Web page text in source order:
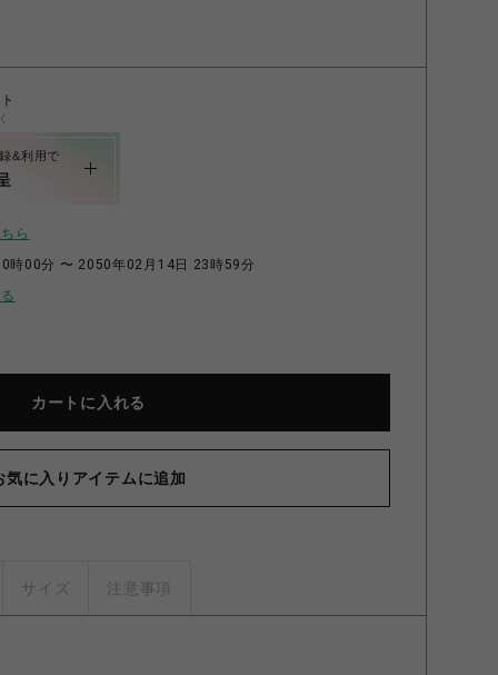
&利用で
ら
時00分 〜 2050年02月14日 23時59分
カートに入れる
気に入りアイテムに追加
サイズ 注意事項